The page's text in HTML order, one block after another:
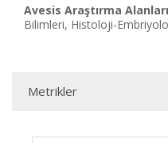
Avesis Araştırma
Bilimleri, Histoloji-
Metrikler